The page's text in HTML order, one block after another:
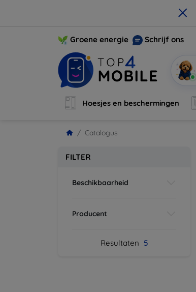
×
Groene energie Schrijf ons
Hoesjes en beschermingen
Catalogus
FILTER
Beschikbaarheid
Producent
Resultaten 5